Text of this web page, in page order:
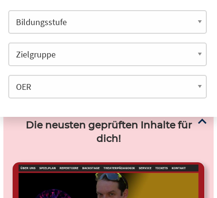
Die neusten geprüften Inhalte für
dich!